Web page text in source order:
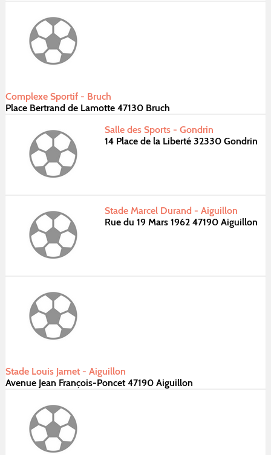
Complexe Sportif - Bruch
Place Bertrand de Lamotte 47130 Bruch
Salle des Sports - Gondrin
14 Place de la Liberté 32330 Gondrin
Stade Marcel Durand - Aiguillon
Rue du 19 Mars 1962 47190 Aiguillon
Stade Louis Jamet - Aiguillon
Avenue Jean François-Poncet 47190 Aiguillon